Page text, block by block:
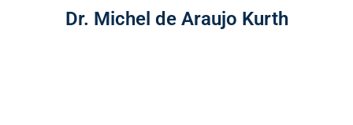
Dr. Michel de Araujo Kurth